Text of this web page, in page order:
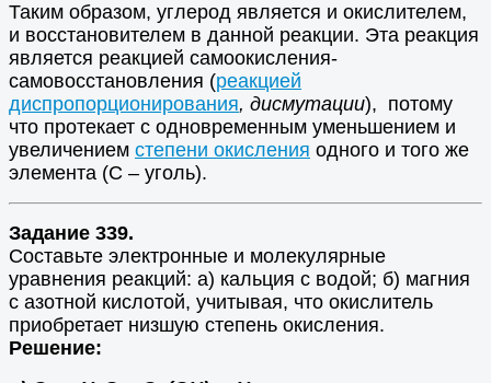
Таким образом, углерод является и окислителем,
и восстановителем в данной реакции. Эта реакция
является реакцией самоокисления-
самовосстановления (реакцией
диспропорционирования, дисмутации), потому
что протекает с одновременным уменьшением и
увеличением степени окисления одного и того же
элемента (С – уголь).
Задание 339.
Составьте электронные и молекулярные
уравнения реакций: а) кальция с водой; б) магния
с азотной кислотой, учитывая, что окислитель
приобретает низшую степень окисления.
Решение: